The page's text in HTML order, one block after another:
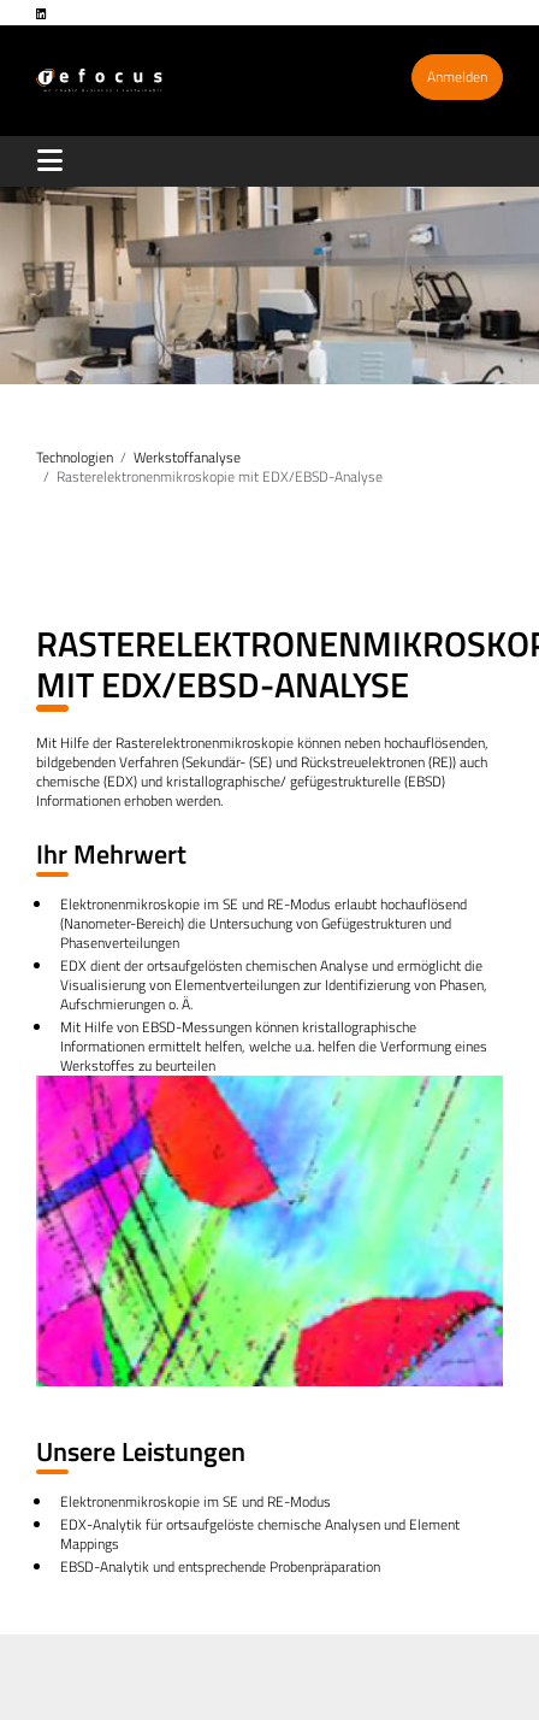
Anmelden
Technologien
Werkstoffanalyse
Rasterelektronenmikroskopie mit EDX/EBSD-Analyse
MIT EDX/EBSD-ANALYSE
Mit Hilfe der Rasterelektronenmikroskopie können neben hochauflösenden,
bildgebenden Verfahren (Sekundär- (SE) und Rückstreuelektronen (RE)) auch
chemische (EDX) und kristallographische/ gefügestrukturelle (EBSD)
Informationen erhoben werden.
Ihr Mehrwert
Elektronenmikroskopie im SE und RE-Modus erlaubt hochauflösend
(Nanometer-Bereich) die Untersuchung von Gefügestrukturen und
Phasenverteilungen
EDX dient der ortsaufgelösten chemischen Analyse und ermöglicht die
Visualisierung von Elementverteilungen zur Identifizierung von Phasen,
Aufschmierungen o. Ä.
Mit Hilfe von EBSD-Messungen können kristallographische
Informationen ermittelt helfen, welche u.a. helfen die Verformung eines
Werkstoffes zu beurteilen
Unsere Leistungen
Elektronenmikroskopie im SE und RE-Modus
EDX-Analytik für ortsaufgelöste chemische Analysen und Element
Mappings
EBSD-Analytik und entsprechende Probenpräparation